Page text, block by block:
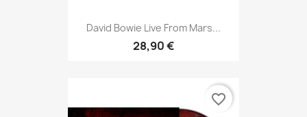
David Bowie Live From Mars...
28,90 €
favorite_border